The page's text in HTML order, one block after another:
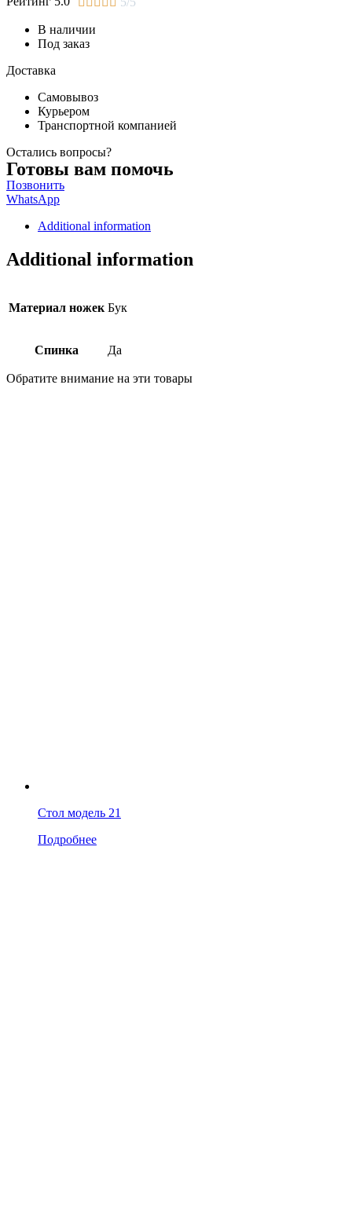
В наличии
Под заказ
Доставка
Самовывоз
Курьером
Транспортной компанией
Остались вопросы?
Готовы вам помочь
Позвонить
WhatsApp
Additional information
Additional information
Материал ножек Бук
Спинка Да
Обратите внимание на эти товары
Стол модель 21
Подробнее